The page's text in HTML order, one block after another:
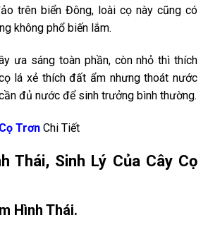
trên biển Đông, loài cọ này cũng có
không phổ biến lắm.
ưa sáng toàn phần, còn nhỏ thì thích
lá xẻ thích đất ẩm nhưng thoát nước
đủ nước để sinh trưởng bình thường.
Trơn Chi Tiết
Thái, Sinh Lý Của Cây Cọ
Hình Thái.